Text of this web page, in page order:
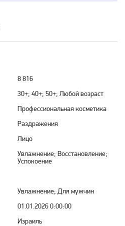
8 816
30+; 40+; 50+; Любой возраст
Профессиональная косметика
Раздражения
Лицо
Увлажнение; Восстановление;
Успокоение
Увлажнение; Для мужчин
01.01.2026 0:00:00
Израиль